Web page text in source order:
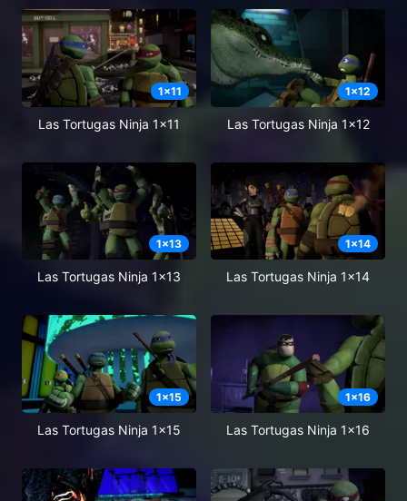
1x11
Las Tortugas Ninja 1x11
1x12
Las Tortugas Ninja 1x12
1x13
Las Tortugas Ninja 1x13
1x14
Las Tortugas Ninja 1x14
1x15
Las Tortugas Ninja 1x15
1x16
Las Tortugas Ninja 1x16